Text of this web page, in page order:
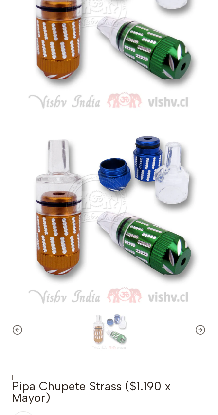
|
Pipa Chupete Strass ($1.190 x
Mayor)